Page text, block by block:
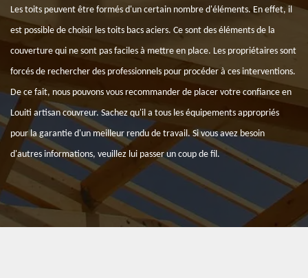
Les toits peuvent être formés d'un certain nombre d'éléments. En effet, il
est possible de choisir les toits bacs aciers. Ce sont des éléments de la
couverture qui ne sont pas faciles à mettre en place. Les propriétaires sont
forcés de rechercher des professionnels pour procéder à ces interventions.
De ce fait, nous pouvons vous recommander de placer votre confiance en
Louiti artisan couvreur. Sachez qu'il a tous les équipements appropriés
pour la garantie d'un meilleur rendu de travail. Si vous avez besoin
d'autres informations, veuillez lui passer un coup de fil.